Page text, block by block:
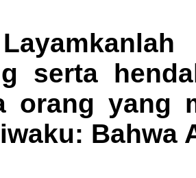
serta
orang yang
Bahwa